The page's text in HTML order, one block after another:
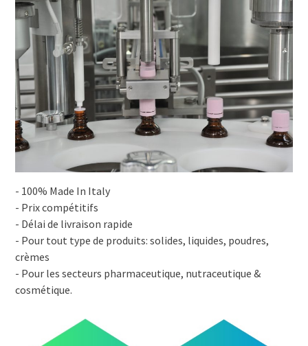
- 100% Made In Italy
- Prix compétitifs
- Délai de livraison rapide
- Pour tout type de produits: solides, liquides, poudres,
crèmes
- Pour les secteurs pharmaceutique, nutraceutique &
cosmétique.